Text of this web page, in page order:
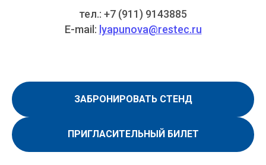
тел.: +7 (911) 9143885
E-mail: lyapunova@restec.ru
ЗАБРОНИРОВАТЬ СТЕНД
ПРИГЛАСИТЕЛЬНЫЙ БИЛЕТ